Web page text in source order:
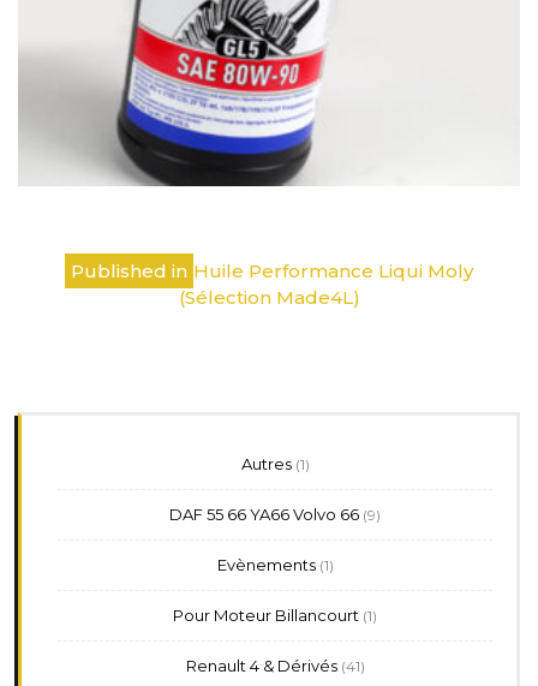
Navigation
Published in Huile Performance Liqui Moly
(Sélection Made4L)
Autres 11
DAF 55 66 YA66 Volvo 66 99
Evènements 11
Pour Moteur Billancourt 11
Renault 4 & Dérivés 4141